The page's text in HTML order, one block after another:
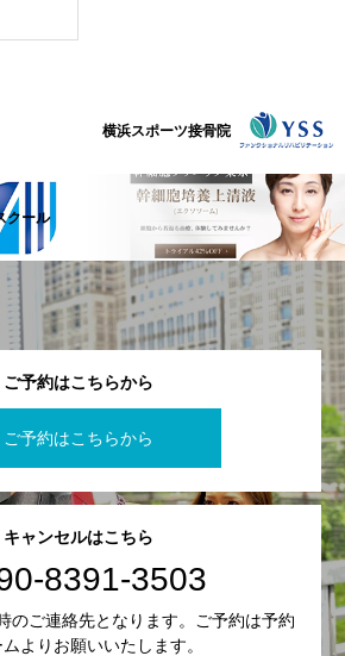
横浜スポーツ接骨院
クール
ご予約はこちらから
ご予約はこちらから
キャンセルはこちら
8391-3503
のご連絡先となります。ご予約は予約
よりお願いいたします。